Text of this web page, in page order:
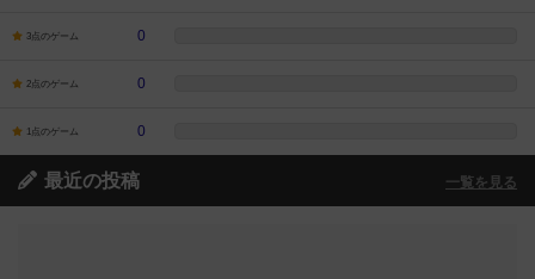
3点のゲーム 0
2点のゲーム 0
1点のゲーム 0
最近の投稿 一覧を見る